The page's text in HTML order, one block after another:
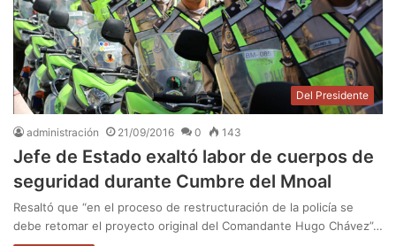
Del Presidente
administración 21/09/2016 0 143
Jefe de Estado exaltó labor de cuerpos de
seguridad durante Cumbre del Mnoal
Resaltó que “en el proceso de restructuración de la policía se
debe retomar el proyecto original del Comandante Hugo Chávez”…